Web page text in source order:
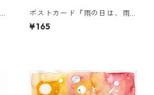
ポストカード『雨の日は、雨
の日らしく。・・・』
¥165